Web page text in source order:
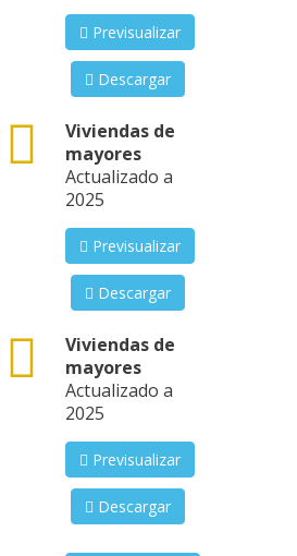
Previsualizar
Descargar
Viviendas de
mayores
csv
Actualizado a
2025
Previsualizar
Descargar
Viviendas de
mayores
csv
Actualizado a
2025
Previsualizar
Descargar